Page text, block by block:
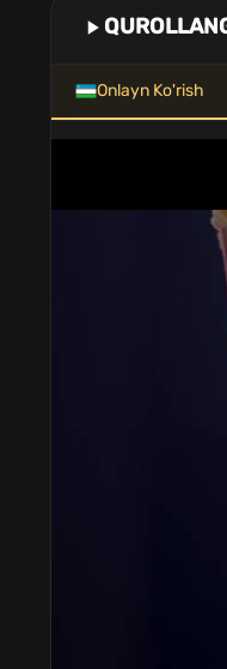
Onlayn Ko'rish